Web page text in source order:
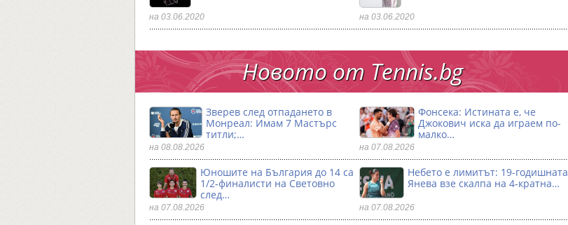
на 03.06.2020 на 03.06.2020
Новото от Тennis.bg
Зверев след отпадането в
Монреал: Имам 7 Мастърс
титли;…
на 08.08.2026
Фонсека: Истината е, че
Джокович иска да играем по-
малко…
на 07.08.2026
Юношите на България до 14 са
1/2-финалисти на Световно
след…
на 07.08.2026
Небето е лимитът: 19-годишната
Янева взe скалпа на 4-кратна…
на 07.08.2026